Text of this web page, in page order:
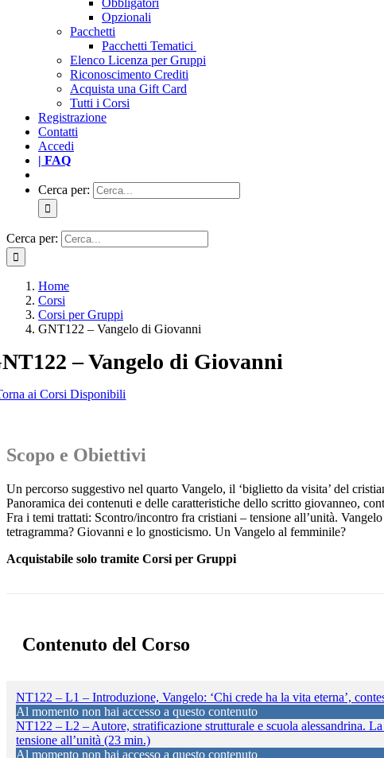
Obbligatori
Opzionali
Pacchetti
Pacchetti Tematici
Elenco Licenza per Gruppi
Riconoscimento Crediti
Acquista una Gift Card
Tutti i Corsi
Registrazione
Contatti
Accedi
| FAQ
Cerca per:
Cerca per:
Home
Corsi
Corsi per Gruppi
GNT122 – Vangelo di Giovanni
– Vangelo di Giovanni
ai Corsi Disponibili
Scopo e Obiettivi
Un percorso suggestivo nel quarto Vangelo, il ‘biglietto da visita’ del
Panoramica dei contenuti e delle caratteristiche dello scritto giovanneo,
Fra i temi trattati: Scontro/incontro fra cristiani – tensione all’unità.
tetragramma? Giovanni e lo gnosticismo. Un Vangelo al femminile?
Acquistabile solo tramite Corsi per Gruppi
Contenuto del Corso
NT122 – L1 – Introduzione, Vangelo: ‘Chi crede ha la vita eterna’,
Al momento non hai accesso a questo contenuto
NT122 – L2 – Autore, stratificazione strutturale e scuola alessandrina.
tensione all’unità (23 min.)
Al momento non hai accesso a questo contenuto